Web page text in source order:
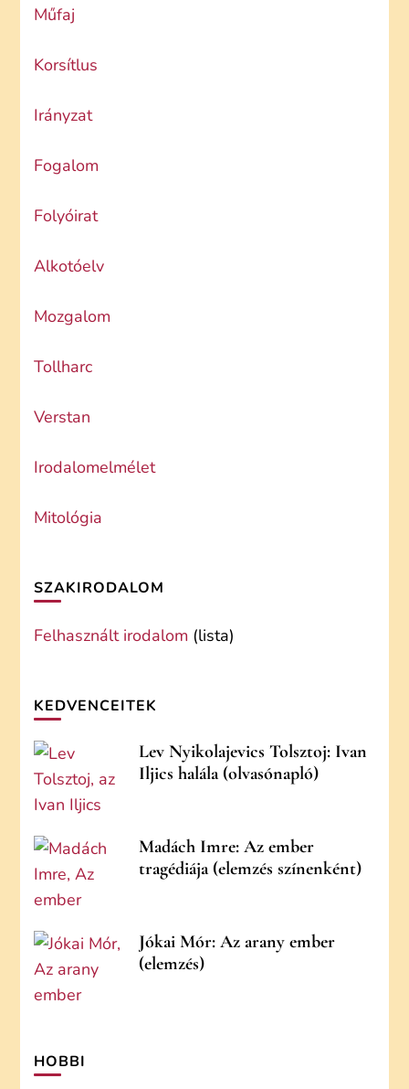
Műfaj
Korsítlus
Irányzat
Fogalom
Folyóirat
Alkotóelv
Mozgalom
Tollharc
Verstan
Irodalomelmélet
Mitológia
SZAKIRODALOM
Felhasznált irodalom (lista)
KEDVENCEITEK
Lev Nyikolajevics Tolsztoj: Ivan
Iljics halála (olvasónapló)
Madách Imre: Az ember
tragédiája (elemzés színenként)
Jókai Mór: Az arany ember
(elemzés)
HOBBI